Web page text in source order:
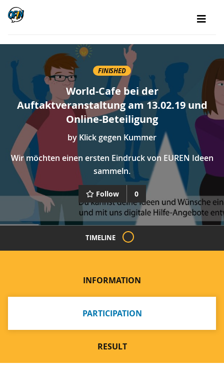
FINISHED
World-Cafe bei der
Auftaktveranstaltung am 13.02.19 und
Online-Beteiligung
by Klick gegen Kummer
Wir möchten einen ersten Eindruck von EUREN Ideen
sammeln.
Follow 0
TIMELINE
INFORMATION
PARTICIPATION
RESULT